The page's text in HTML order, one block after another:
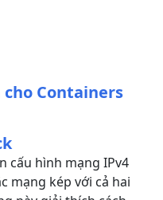
Containers
cấu hình mạng IPv4
mạng kép với cả hai